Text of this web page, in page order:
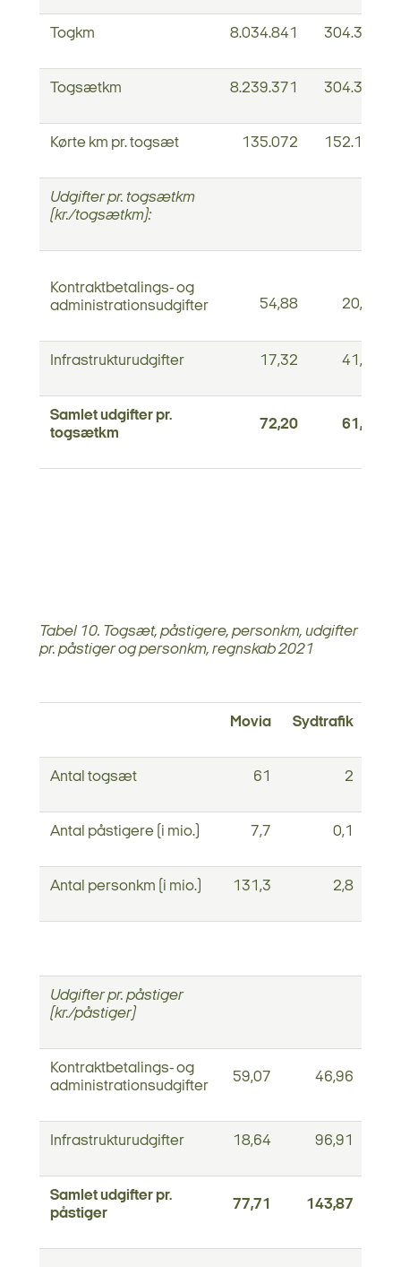
Togkm 8.034.841 304.358
Togsætkm 8.239.371 304.358
Kørte km pr. togsæt 135.072 152.179
Udgifter pr. togsætkm
(kr./togsætkm):
Kontraktbetalings- og
administrationsudgifter
54,88 20,24
Infrastrukturudgifter 17,32 41,76
Samlet udgifter pr.
togsætkm
72,20 61,99
Tabel 10. Togsæt, påstigere, personkm, udgifter
pr. påstiger og personkm, regnskab 2021
Movia Sydtrafik
Antal togsæt 61 2
Antal påstigere (i mio.) 7,7 0,1
Antal personkm (i mio.) 131,3 2,8
Udgifter pr. påstiger
(kr./påstiger)
Kontraktbetalings- og
administrationsudgifter
59,07 46,96
Infrastrukturudgifter 18,64 96,91
Samlet udgifter pr.
påstiger
77,71 143,87